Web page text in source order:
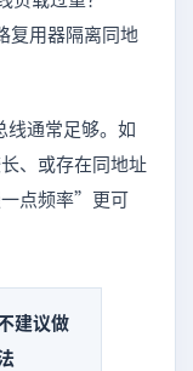
复用器隔离同地
线通常足够。如
、或存在同地址
点频率”更可
建议做